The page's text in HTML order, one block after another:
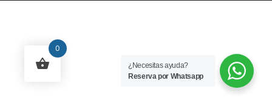
¿Necesitas ayuda?
Reserva por Whatsapp
0